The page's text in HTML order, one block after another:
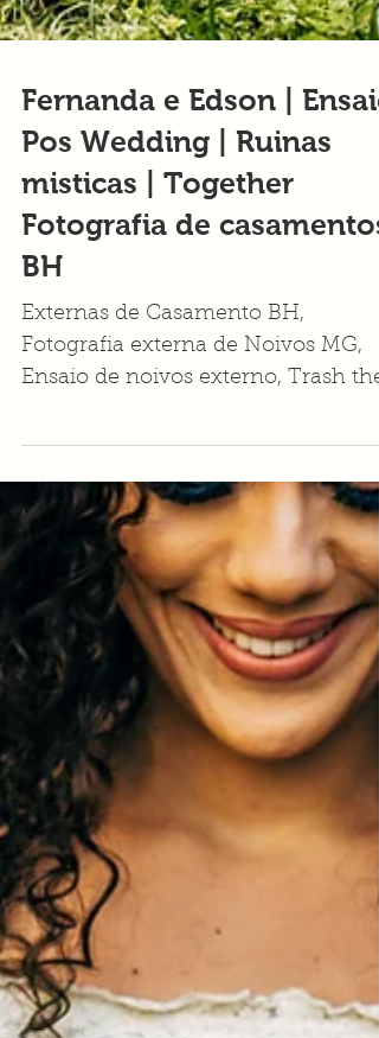
Fernanda e Edson | Ensaio
Pos Wedding | Ruinas
misticas | Together
BH
Externas de Casamento BH,
Fotografia externa de Noivos MG,
Ensaio de noivos externo, Trash the
Dress MG Fotografia, Ensaios pós
nupcial no